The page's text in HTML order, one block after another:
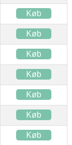
Køb
Køb
Køb
Køb
Køb
Køb
Køb